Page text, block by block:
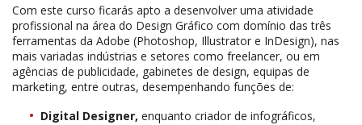
Com este curso ficarás apto a desenvolver uma atividade
profissional na área do Design Gráfico com domínio das três
ferramentas da Adobe (Photoshop, Illustrator e InDesign), nas
mais variadas indústrias e setores como freelancer, ou em
agências de publicidade, gabinetes de design, equipas de
marketing, entre outras, desempenhando funções de:
Digital Designer, enquanto criador de infográficos,